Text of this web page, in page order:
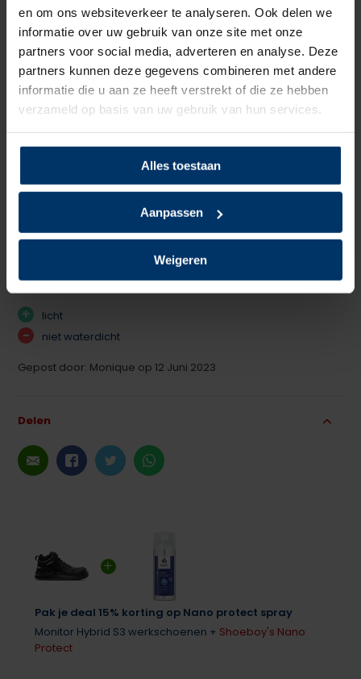
en om ons websiteverkeer te analyseren. Ook delen we
informatie over uw gebruik van onze site met onze
partners voor social media, adverteren en analyse. Deze
partners kunnen deze gegevens combineren met andere
informatie die u aan ze heeft verstrekt of die ze hebben
verzameld op basis van uw gebruik van hun services.
Alles toestaan
Aanpassen
Weigeren
Pak je deal 15% korting op Nano protect spray
Monitor Hybrid S3 werkschoenen + Shoeboy's Nano
Protect
5 van 5
Stevige schoenen die een hoop kunnen hebben. Halfhoog is
top: geeft wel steun aan enkel maar beperkt bewegingen
niet. Kreeg van werkgever een 2e hands set die in 3/4 jaar
intensief gebruikt zijn tijdens opleiding en werk. Heb nu
nieuwe besteld
+ Goede stevige verharde neus
Medewerker is er erg blij mee, licht aan de voeten.
+ licht
-
niet waterdicht
Gepost door: Monique op 12 Juni 2023
Delen